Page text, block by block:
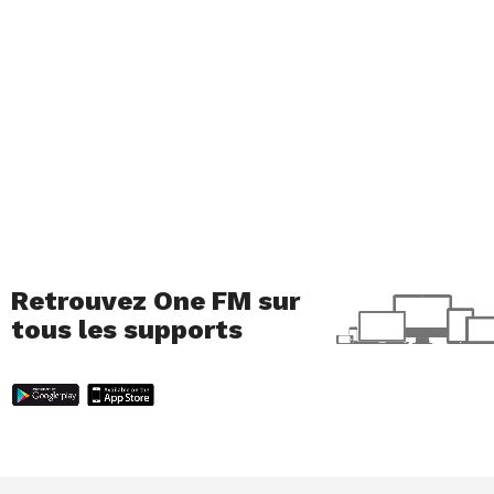
Retrouvez One FM sur
tous les supports